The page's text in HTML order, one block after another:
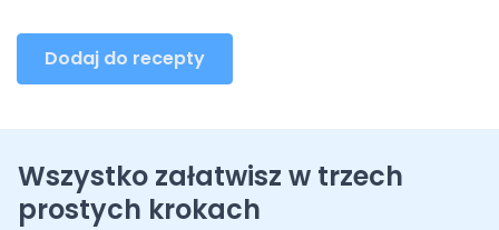
Dodaj do recepty
Wszystko załatwisz w trzech
prostych krokach